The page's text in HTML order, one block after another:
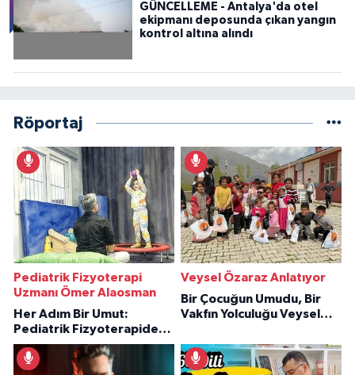
GÜNCELLEME - Antalya'da otel
ekipmanı deposunda çıkan yangın
kontrol altına alındı
Röportaj
Pediatrik Fizyoterapi
Uzmanı Ömer Alaosman
Her Adım Bir Umut:
Pediatrik Fizyoterapiden
İlham Veren Hikâyeler
Veysel Özaraz Anlatıyor
Bir Çocuğun Umudu, Bir
Vakfın Yolculuğu Veysel